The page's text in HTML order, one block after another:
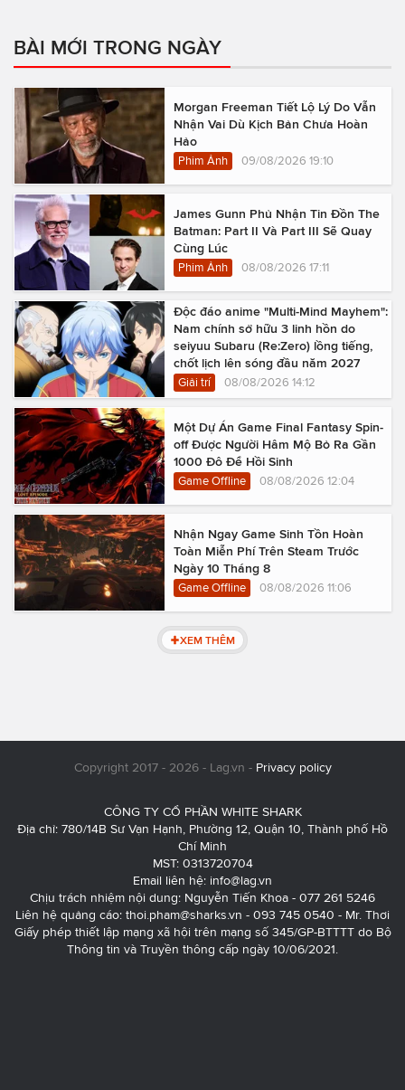
BÀI MỚI TRONG NGÀY
Morgan Freeman Tiết Lộ Lý Do Vẫn
Nhận Vai Dù Kịch Bản Chưa Hoàn
Hảo
Phim Ảnh 09/08/2026 19:10
James Gunn Phủ Nhận Tin Đồn The
Batman: Part II Và Part III Sẽ Quay
Cùng Lúc
Phim Ảnh 08/08/2026 17:11
Độc đáo anime "Multi-Mind Mayhem":
Nam chính sở hữu 3 linh hồn do
seiyuu Subaru (Re:Zero) lồng tiếng,
chốt lịch lên sóng đầu năm 2027
Giải trí 08/08/2026 14:12
Một Dự Án Game Final Fantasy Spin-
off Được Người Hâm Mộ Bỏ Ra Gần
1000 Đô Để Hồi Sinh
Game Offline 08/08/2026 12:04
Nhận Ngay Game Sinh Tồn Hoàn
Toàn Miễn Phí Trên Steam Trước
Ngày 10 Tháng 8
Game Offline 08/08/2026 11:06
XEM THÊM
Copyright 2017 - 2026 - Lag.vn - Privacy policy
CÔNG TY CỔ PHẦN WHITE SHARK
Địa chỉ: 780/14B Sư Vạn Hạnh, Phường 12, Quận 10, Thành phố Hồ
Chí Minh
MST: 0313720704
Email liên hệ: info@lag.vn
Chịu trách nhiệm nội dung: Nguyễn Tiến Khoa - 077 261 5246
Liên hệ quảng cáo: thoi.pham@sharks.vn - 093 745 0540 - Mr. Thơi
Giấy phép thiết lập mạng xã hội trên mạng số 345/GP-BTTTT do Bộ
Thông tin và Truyền thông cấp ngày 10/06/2021.